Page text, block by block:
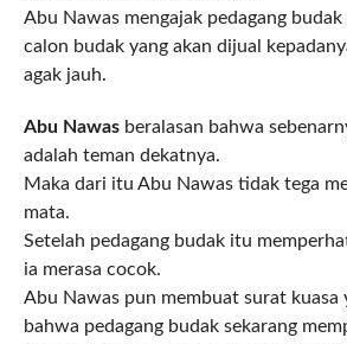
Abu Nawas mengajak pedagang
calon budak yang akan dijual
agak jauh.
Abu Nawasberalasan bahwa
adalah teman dekatnya.
Maka dari itu Abu Nawas tidak tega
mata.
Setelah pedagang budak itu
ia merasa cocok.
Abu Nawas pun membuat surat kuasa
bahwa pedagang budak sekarang